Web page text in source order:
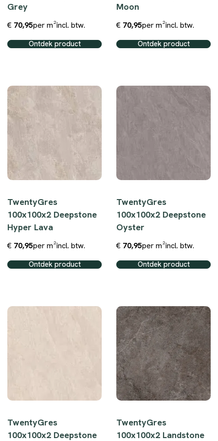
Grey
€ 70,95per m²incl. btw.
Ontdek product
Moon
€ 70,95per m²incl. btw.
Ontdek product
TwentyGres
100x100x2 Deepstone
Hyper Lava
€ 70,95per m²incl. btw.
Ontdek product
TwentyGres
100x100x2 Deepstone
Oyster
€ 70,95per m²incl. btw.
Ontdek product
TwentyGres
100x100x2 Deepstone
TwentyGres
100x100x2 Landstone